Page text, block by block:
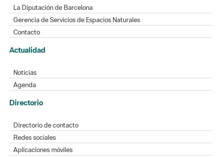
La Diputación de Barcelona
Gerencia de Servicios de Espacios Naturales
Contacto
Actualidad
Noticias
Agenda
Directorio
Directorio de contacto
Redes sociales
Aplicaciones móviles